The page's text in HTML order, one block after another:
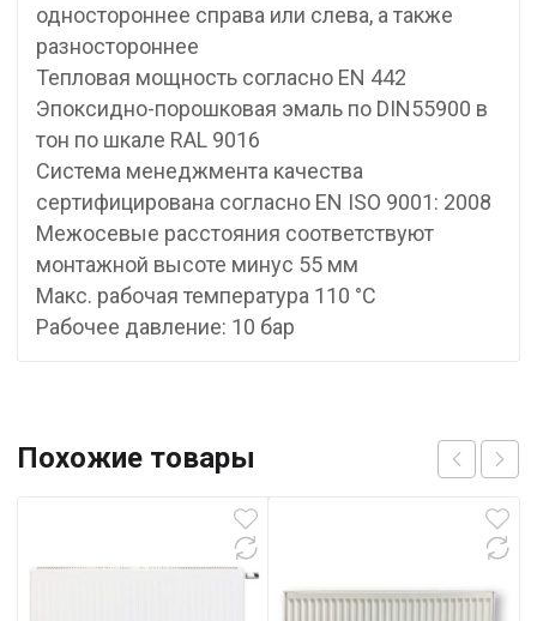
одностороннее справа или слева, а также
разностороннее
Тепловая мощность согласно EN 442
Эпоксидно-порошковая эмаль по DIN55900 в
тон по шкале RAL 9016
Система менеджмента качества
cepтифицирована согласно EN ISO 9001: 2008
Межосевые расстояния соответствуют
монтажной высоте минус 55 мм
Макс. рабочая температура 110 °C
Рабочее давление: 10 бар
Похожие товары